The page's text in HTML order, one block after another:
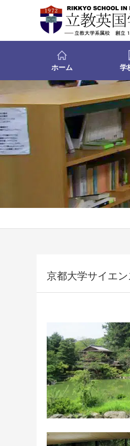
ホーム 学
京都大学サイエ